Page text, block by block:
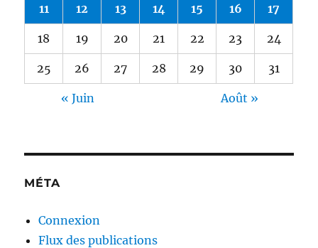
11 12 13 14 15 16 17
18 19 20 21 22 23 24
25 26 27 28 29 30 31
« Juin Août »
MÉTA
Connexion
Flux des publications